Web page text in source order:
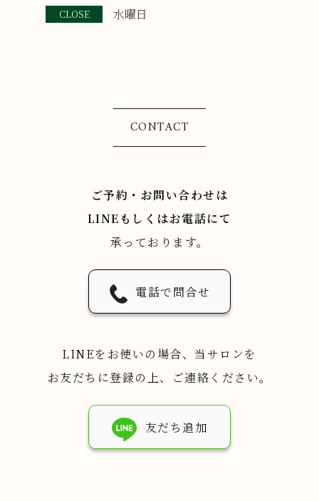
CLOSE 水曜日
CONTACT
ご予約・お問い合わせは
LINEもしくはお電話にて
承っております。
電話で問合せ
LINEをお使いの場合、当サロンを
お友だちに登録の上、ご連絡ください。
友だち追加